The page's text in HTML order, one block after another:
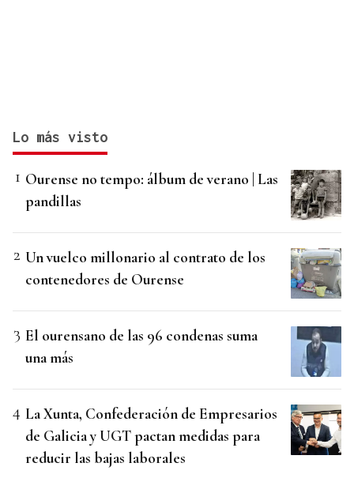
Lo más visto
Ourense no tempo: álbum de verano | Las
pandillas
Un vuelco millonario al contrato de los
contenedores de Ourense
El ourensano de las 96 condenas suma
una más
La Xunta, Confederación de Empresarios
de Galicia y UGT pactan medidas para
reducir las bajas laborales